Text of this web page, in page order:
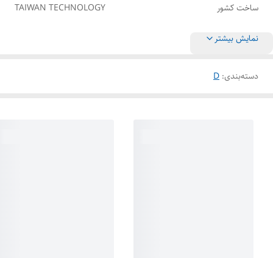
ساخت کشور TAIWAN TECHNOLOGY
نمایش بیشتر
دسته‌بندی:
D